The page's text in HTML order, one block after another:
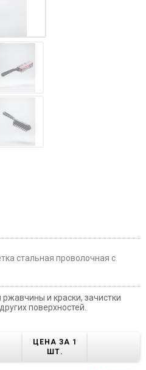
стальная проволочная с
и краски, зачистки
поверхностей.
ЦЕНА ЗА 1
ШТ.